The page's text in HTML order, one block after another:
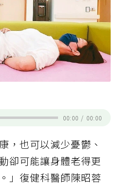
00:00 / 00:00
，也可以減少憂鬱、
卻可能讓身體老得更
」復健科醫師陳昭蓉